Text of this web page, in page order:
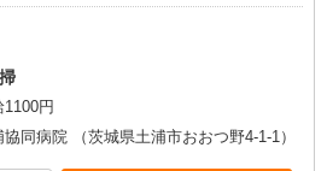
1100円
協同病院 （茨城県土浦市おおつ野4-1-1）